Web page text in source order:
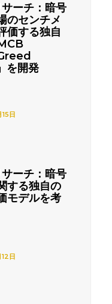
ーチ：暗号
のセンチメ
価する独自
を開発
日
ーチ：暗号
する独自の
モデルを考
日